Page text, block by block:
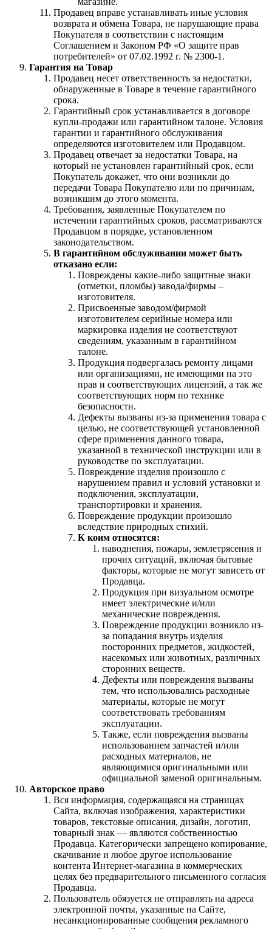
Продавец вправе устанавливать иные условия
возврата и обмена Товара, не нарушающие права
Покупателя в соответствии с настоящим
Соглашением и Законом РФ «О защите прав
потребителей» от 07.02.1992 г. № 2300-1.
Гарантия на Товар
Продавец несет ответственность за недостатки,
обнаруженные в Товаре в течение гарантийного
срока.
Гарантийный срок устанавливается в договоре
купли-продажи или гарантийном талоне. Условия
гарантии и гарантийного обслуживания
определяются изготовителем или Продавцом.
Продавец отвечает за недостатки Товара, на
который не установлен гарантийный срок, если
Покупатель докажет, что они возникли до
передачи Товара Покупателю или по причинам,
возникшим до этого момента.
Требования, заявленные Покупателем по
истечении гарантийных сроков, рассматриваются
Продавцом в порядке, установленном
законодательством.
В гарантийном обслуживании может быть
отказано если:
Повреждены какие-либо защитные знаки
(отметки, пломбы) завода/фирмы –
изготовителя.
Присвоенные заводом/фирмой
изготовителем серийные номера или
маркировка изделия не соответствуют
сведениям, указанным в гарантийном
талоне.
Продукция подвергалась ремонту лицами
или организациями, не имеющими на это
прав и соответствующих лицензий, а так же
соответствующих норм по технике
безопасности.
Дефекты вызваны из-за применения товара с
целью, не соответствующей установленной
сфере применения данного товара,
указанной в технической инструкции или в
руководстве по эксплуатации.
Повреждение изделия произошло с
нарушением правил и условий установки и
подключения, эксплуатации,
транспортировки и хранения.
Повреждение продукции произошло
вследствие природных стихий.
К коим относятся:
наводнения, пожары, землетрясения и
прочих ситуаций, включая бытовые
факторы, которые не могут зависеть от
Продавца.
Продукция при визуальном осмотре
имеет электрические и/или
механические повреждения.
Повреждение продукции возникло из-
за попадания внутрь изделия
посторонних предметов, жидкостей,
насекомых или животных, различных
сторонних веществ.
Дефекты или повреждения вызваны
тем, что использовались расходные
материалы, которые не могут
соответствовать требованиям
эксплуатации.
Также, если повреждения вызваны
использованием запчастей и/или
расходных материалов, не
являющимися оригинальными или
официальной заменой оригинальным.
Авторское право
Вся информация, содержащаяся на страницах
Сайта, включая изображения, характеристики
товаров, текстовые описания, дизайн, логотип,
товарный знак — являются собственностью
Продавца. Категорически запрещено копирование,
скачивание и любое другое использование
контента Интернет-магазина в коммерческих
целях без предварительного письменного согласия
Продавца.
Пользователь обязуется не отправлять на адреса
электронной почты, указанные на Сайте,
несанкционированные сообщения рекламного